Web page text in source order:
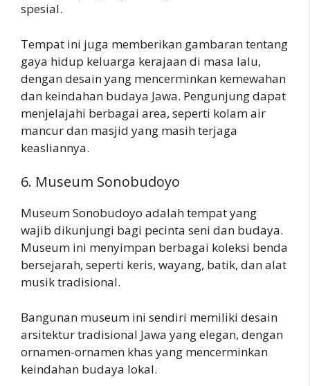
spesial.
Tempat ini juga memberikan gambaran tentang
gaya hidup keluarga kerajaan di masa lalu,
dengan desain yang mencerminkan kemewahan
dan keindahan budaya Jawa. Pengunjung dapat
menjelajahi berbagai area, seperti kolam air
mancur dan masjid yang masih terjaga
keasliannya.
6. Museum Sonobudoyo
Museum Sonobudoyo adalah tempat yang
wajib dikunjungi bagi pecinta seni dan budaya.
Museum ini menyimpan berbagai koleksi benda
bersejarah, seperti keris, wayang, batik, dan alat
musik tradisional.
Bangunan museum ini sendiri memiliki desain
arsitektur tradisional Jawa yang elegan, dengan
ornamen-ornamen khas yang mencerminkan
keindahan budaya lokal.